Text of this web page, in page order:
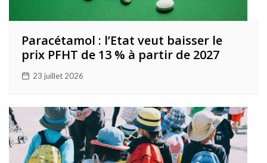
Paracétamol : l’Etat veut baisser le
prix PFHT de 13 % à partir de 2027
23 juillet 2026